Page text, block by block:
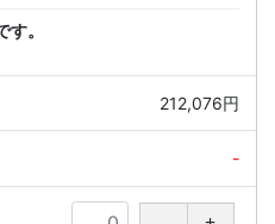
。
212,076円
-